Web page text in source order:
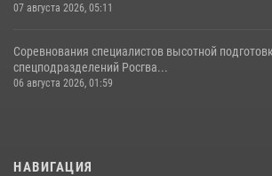
07 августа 2026, 05:11
Соревнования специалистов высотной
спецподразделений Росгва...
06 августа 2026, 01:59
НАВИГАЦИЯ